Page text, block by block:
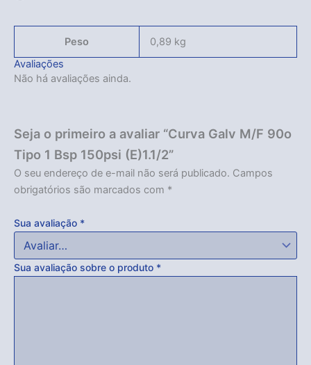
Peso
0,89 kg
Avaliações
Não há avaliações ainda.
Seja o primeiro a avaliar “Curva Galv M/F 90o
Tipo 1 Bsp 150psi (E)1.1/2”
O seu endereço de e-mail não será publicado. Campos
obrigatórios são marcados com *
Sua avaliação *
Sua avaliação sobre o produto *